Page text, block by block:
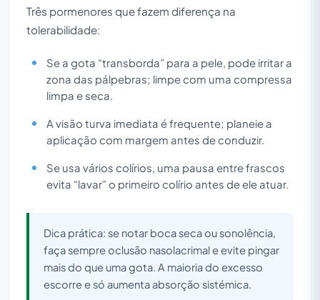
Três pormenores que fazem diferença na
tolerabilidade:
Se a gota “transborda” para a pele, pode irritar a
zona das pálpebras; limpe com uma compressa
limpa e seca.
A visão turva imediata é frequente; planeie a
aplicação com margem antes de conduzir.
Se usa vários colírios, uma pausa entre frascos
evita “lavar” o primeiro colírio antes de ele atuar.
Dica prática: se notar boca seca ou sonolência,
faça sempre oclusão nasolacrimal e evite pingar
mais do que uma gota. A maioria do excesso
escorre e só aumenta absorção sistémica.